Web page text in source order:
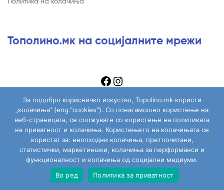
Тополино.мк на социјалните мрежи
Copyright © 2026Topolino.mk. All Rights Reserved.
Сите играчки Моја сметка Пребарај
За подобро корисничко искуство, Topolino.mk користи
„колачиња“ (eng."cookies"). Со понатамошно користење на
веб-страницата, се сложувате со користење на политиката
на приватност и колачиња. Користењето на колачињата се
користат за: неопходни колачиња, претпочитани,
статистички, маркетиншки, колачиња за перформанси и
функционалност и колачиња од социјални медиуми.
Во ред
Политика за приватност